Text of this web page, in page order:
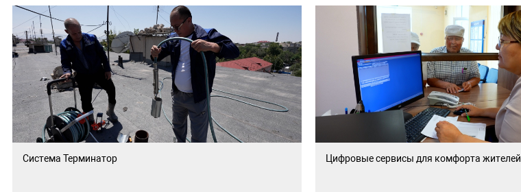
Система Терминатор Цифровые сервисы для комфорта жителей